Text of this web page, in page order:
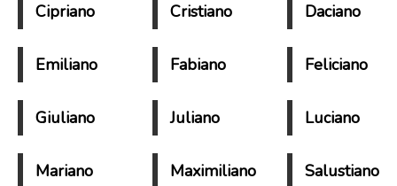
Cipriano Cristiano Daciano
Emiliano Fabiano Feliciano
Giuliano Juliano Luciano
Mariano Maximiliano Salustiano